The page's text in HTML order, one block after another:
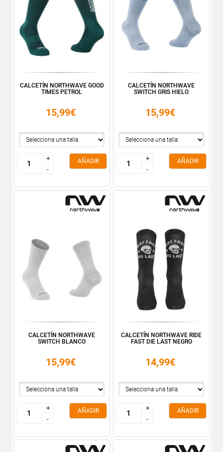
CALCETÍN NORTHWAVE GOOD
TIMES PETROL
15,99€
+
-
+
-
AÑADIR
CALCETÍN NORTHWAVE
SWITCH GRIS HIELO
15,99€
+
-
+
-
AÑADIR
CALCETÍN NORTHWAVE
SWITCH BLANCO
15,99€
+
-
+
-
AÑADIR
CALCETÍN NORTHWAVE RIDE
FAST DIE LAST NEGRO
14,99€
+
-
+
-
AÑADIR